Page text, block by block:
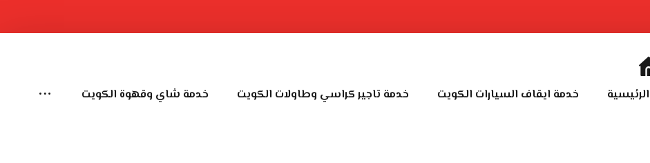
خدمة ايقاف السيارات الكويت خدمة تاجير كراسي وطاولات الكويت خدمة شاي وقهوة الكويت